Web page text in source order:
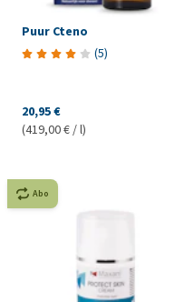
Puur Cteno
(5)
20,95 €
(419,00 € / l)
Abo